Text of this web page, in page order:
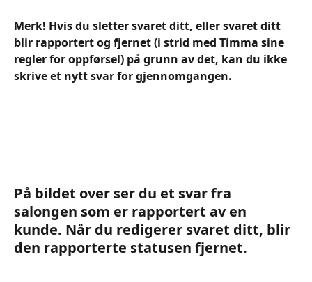
Merk! Hvis du sletter svaret ditt, eller svaret ditt
blir rapportert og fjernet (i strid med Timma sine
regler for oppførsel) på grunn av det, kan du ikke
skrive et nytt svar for gjennomgangen.
På bildet over ser du et svar fra
salongen som er rapportert av en
kunde. Når du redigerer svaret ditt, blir
den rapporterte statusen fjernet.